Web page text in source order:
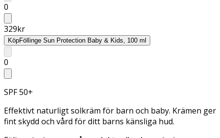
0
329kr
KöpFöllinge Sun Protection Baby & Kids, 100 ml
0
SPF 50+
Effektivt naturligt solkräm för barn och baby. Krämen ger
fint skydd och vård för ditt barns känsliga hud.